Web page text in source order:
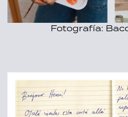
Fotografía: